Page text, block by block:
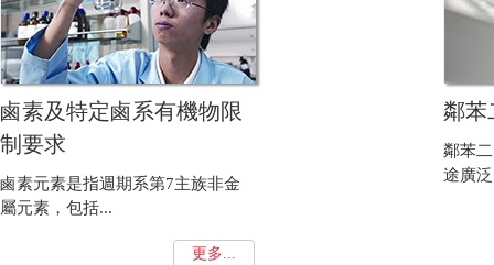
鹵素及特定鹵系有機物限
制要求
鹵素元素是指週期系第7主族非金
屬元素，包括...
更多...
鄰苯
鄰苯
途廣